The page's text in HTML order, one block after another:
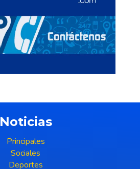
Noticias
Principales
Sociales
Deportes